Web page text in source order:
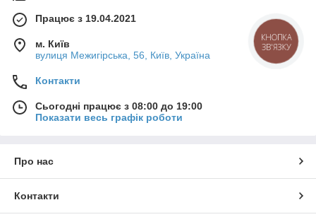
Працює з 19.04.2021
м. Київ
вулиця Межигірська, 56, Київ, Україна
Контакти
Сьогодні працює з 08:00 до 19:00
Показати весь графік роботи
Про нас
Контакти
КНОПКА
ЗВ'ЯЗКУ